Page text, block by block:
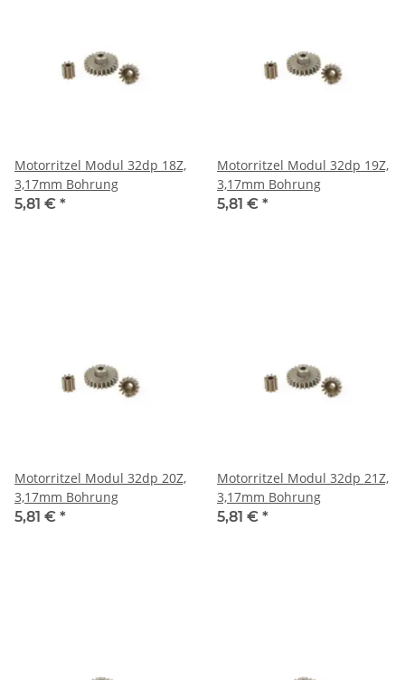
Motorritzel Modul 32dp 18Z,
3,17mm Bohrung
5,81 € *
Motorritzel Modul 32dp 19Z,
3,17mm Bohrung
5,81 € *
Motorritzel Modul 32dp 20Z,
3,17mm Bohrung
5,81 € *
Motorritzel Modul 32dp 21Z,
3,17mm Bohrung
5,81 € *